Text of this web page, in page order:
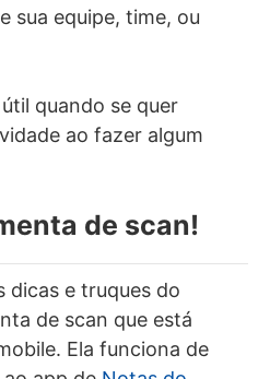
sua equipe, time, ou
quando se quer
ao fazer algum
de scan!
dicas e truques do
de scan que está
Ela funciona de